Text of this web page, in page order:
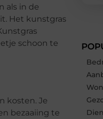
als in de
Het kunstgras
schoon te
kosten. Je
bezaaiing te